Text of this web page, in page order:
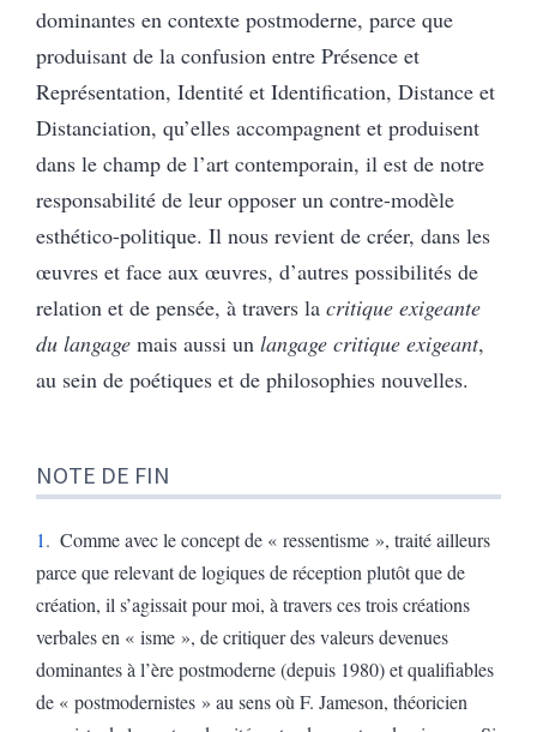
dominantes en contexte postmoderne, parce que
produisant de la confusion entre Présence et
Représentation, Identité et Identification, Distance et
Distanciation, qu’elles accompagnent et produisent
dans le champ de l’art contemporain, il est de notre
responsabilité de leur opposer un contre-modèle
esthético-politique. Il nous revient de créer, dans les
œuvres et face aux œuvres, d’autres possibilités de
relation et de pensée, à travers la critique exigeante
du langage mais aussi un langage critique exigeant,
au sein de poétiques et de philosophies nouvelles.
NOTE DE FIN
1
Comme avec le concept de « ressentisme », traité ailleurs
parce que relevant de logiques de réception plutôt que de
création, il s’agissait pour moi, à travers ces trois créations
verbales en « isme », de critiquer des valeurs devenues
dominantes à l’ère postmoderne (depuis 1980) et qualifiables
de « postmodernistes » au sens où F. Jameson, théoricien